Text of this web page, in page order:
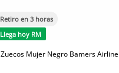
Retiro en 3 horas
Llega hoy RM
Zuecos Mujer Negro Bamers Airline